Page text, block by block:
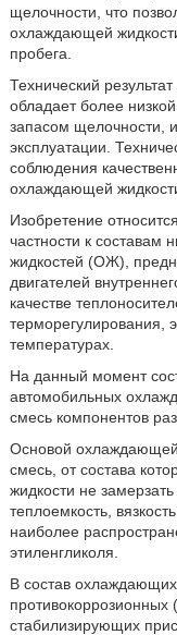
щелочности, что
охлаждающей
пробега.
Технический
обладает более
запасом щелочности,
эксплуатации.
соблюдения
охлаждающей
Изобретение
частности к
жидкостей (ОЖ),
двигателей
качестве
терморегулирования,
температурах.
На данный момент
автомобильных
смесь компонентов
Основой охлаждающей
смесь, от состава
жидкости не
теплоемкость,
наиболее
этиленгликоля.
В состав охлаждающих
стабилизирующих